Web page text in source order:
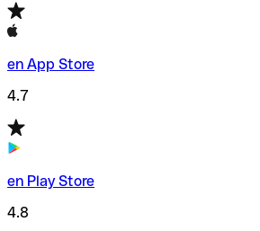
en App Store
4.7
en Play Store
4.8